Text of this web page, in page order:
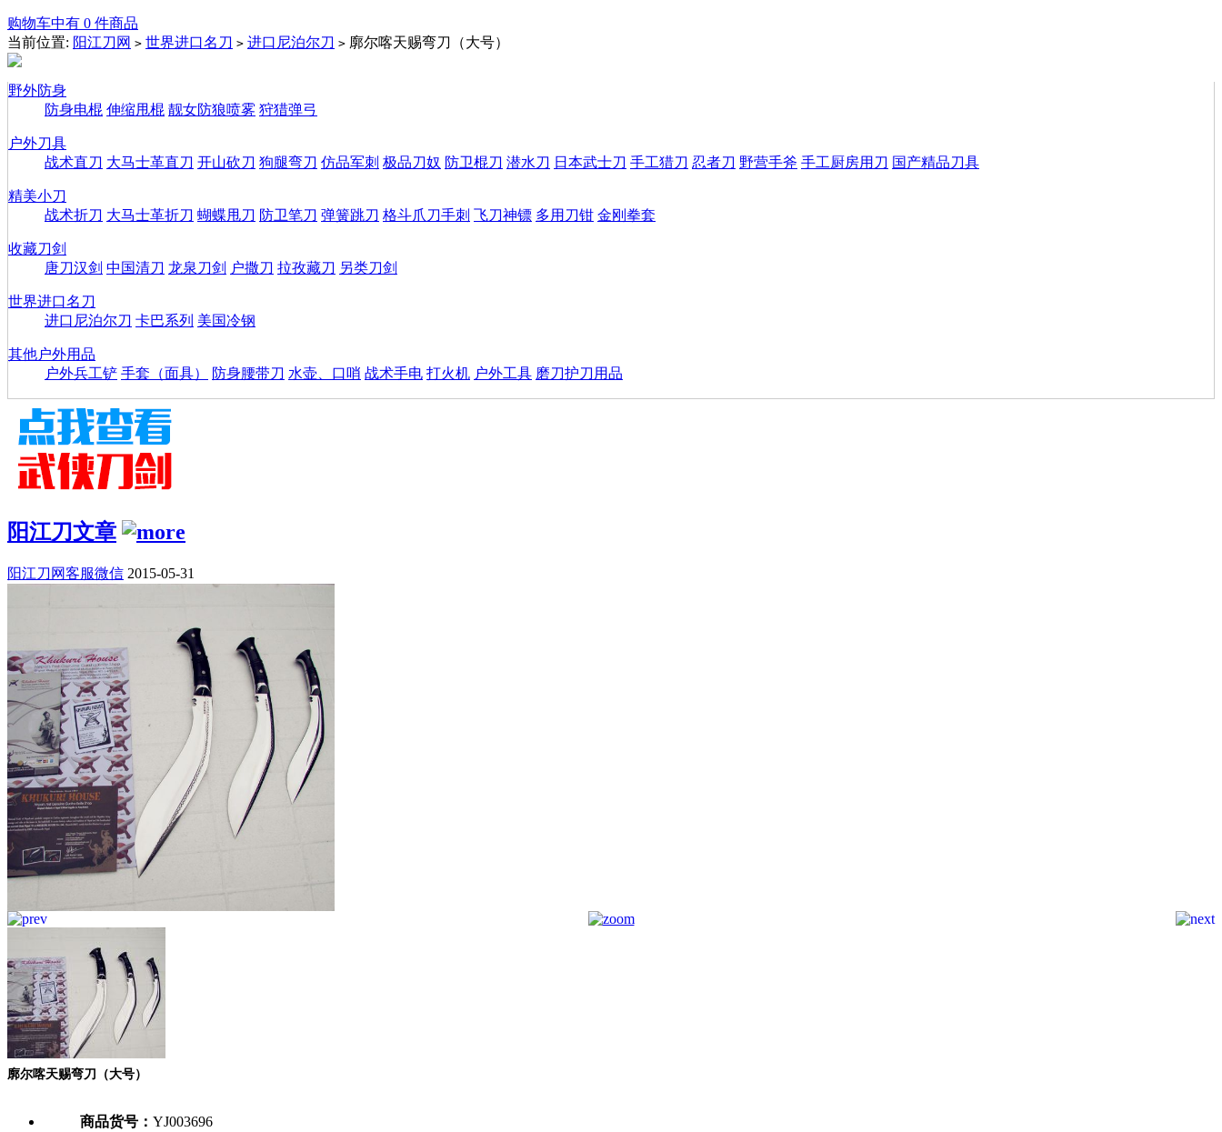
购物车中有 0 件商品
当前位置: 阳江刀网 > 世界进口名刀 > 进口尼泊尔刀 > 廓尔喀天赐弯刀（大号）
野外防身
防身电棍 伸缩甩棍 靓女防狼喷雾 狩猎弹弓
户外刀具
战术直刀 大马士革直刀 开山砍刀 狗腿弯刀 仿品军刺 极品刀奴 防卫棍刀 潜水刀 日本武士刀 手工猎刀 忍者刀 野营手斧 手工厨房用刀 国产精品刀具
精美小刀
战术折刀 大马士革折刀 蝴蝶甩刀 防卫笔刀 弹簧跳刀 格斗爪刀手刺 飞刀神镖 多用刀钳 金刚拳套
收藏刀剑
唐刀汉剑 中国清刀 龙泉刀剑 户撒刀 拉孜藏刀 另类刀剑
世界进口名刀
进口尼泊尔刀 卡巴系列 美国冷钢
其他户外用品
户外兵工铲 手套（面具） 防身腰带刀 水壶、口哨 战术手电 打火机 户外工具 磨刀护刀用品
阳江刀文章
阳江刀网客服微信 2015-05-31
廓尔喀天赐弯刀（大号）
商品货号： YJ003696